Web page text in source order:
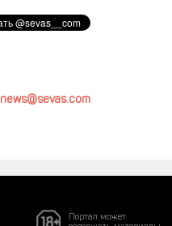
news@sevas.com
Портал может